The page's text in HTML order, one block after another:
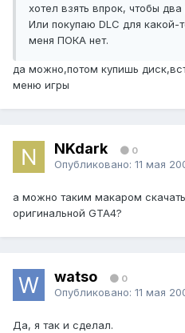
хотел взять впрок, чтобы два
Или покупаю DLC для какой-
меня ПОКА нет.
да можно,потом купишь
меню игры
NKdark 0
Опубликовано: 11 мая
а можно таким макаром
оригинальной GTA4?
watso 0
Опубликовано: 11 мая
Да, я так и сделал.